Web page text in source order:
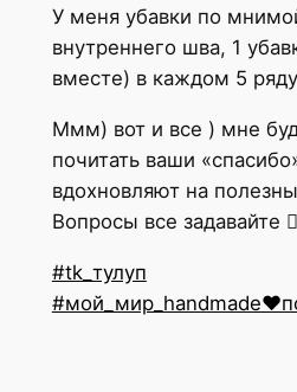
У меня убавки по
внутреннего шва, 1
вместе) в каждом 5
Ммм) вот и все ) мне
почитать ваши
вдохновляют на
Вопросы все задавайте
#tk_тулуп